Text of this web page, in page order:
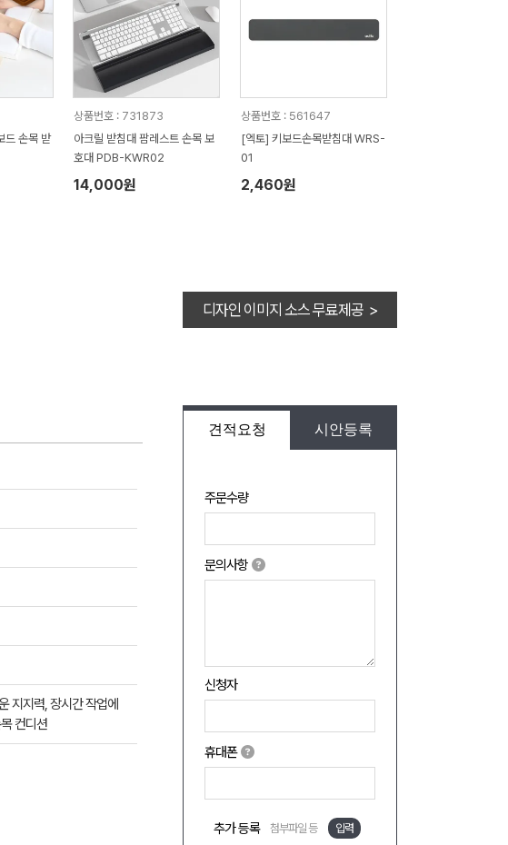
드 손목 받
상품번호 : 731873
아크릴 받침대 팜레스트 손목 보
호대 PDB-KWR02
14,000원
상품번호 : 561647
[엑토] 키보드손목받침대 WRS-
01
2,460원
디자인 이미지 소스 무료제공 >
견적요청 시안등록
주문수량
문의사항
신청자
휴대폰
추가 등록 첨부파일 등 입력
지지력, 장시간 작업에
컨디션